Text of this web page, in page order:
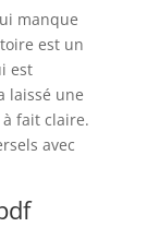
manque
est un
est
laissé une
fait claire.
avec